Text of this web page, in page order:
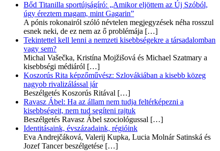
Bőd Titanilla sportújságíró: „Amikor eljöttem az Új Szóból,
úgy éreztem magam, mint Gagarin”
A pónis rokonairól szóló névtelen megjegyzések néha rosszul
esnek neki, de ez nem az ő problémája […]
Tekintettel kell lenni a nemzeti kisebbségekre a társadalomban
vagy sem?
Michal Vašečka, Kristína Mojžišová és Michael Szatmary a
kisebbségi médiáról […]
Koszorús Rita képzőművész: Szlovákiában a kisebb közeg
nagyob rivalizálással jár
Beszélgetés Koszorús Ritával […]
Ravasz Ábel: Ha az állam nem tudja feltérképezni a
kisebbségeit, nem tud segíteni rajtuk
Beszélgetés Ravasz Ábel szociológussal […]
Identitásaink, évszázadaink, régióink
Eva Andrejčáková, Valerij Kupka, Lucia Molnár Satinská és
Jozef Tancer beszélgetése […]